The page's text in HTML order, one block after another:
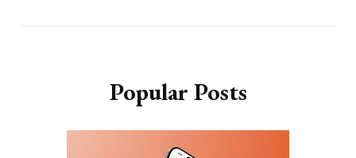
Popular Posts